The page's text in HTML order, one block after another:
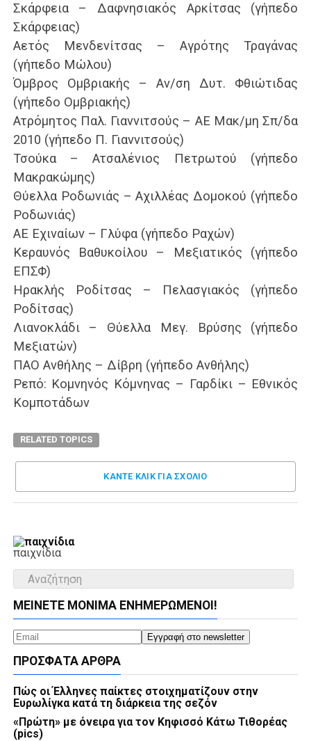
Σκάρφεια – Δαφνησιακός Αρκίτσας (γήπεδο
Σκάρφειας)
Αετός Μενδενίτσας – Αγρότης Τραγάνας
(γήπεδο Μώλου)
Όμβρος Ομβριακής – Αν/ση Δυτ. Φθιώτιδας
(γήπεδο Ομβριακής)
Ατρόμητος Παλ. Γιαννιτσούς – ΑΕ Μακ/μη Σπ/δα
2010 (γήπεδο Π. Γιαννιτσούς)
Τσούκα – Ατσαλένιος Πετρωτού (γήπεδο
Μακρακώμης)
Θύελλα Ροδωνιάς – Αχιλλέας Δομοκού (γήπεδο
Ροδωνιάς)
ΑΕ Εχιναίων – Γλύφα (γήπεδο Ραχών)
Κεραυνός Βαθυκοίλου – Μεξιατικός (γήπεδο
ΕΠΣΦ)
Ηρακλής Ροδίτσας – Πελασγιακός (γήπεδο
Ροδίτσας)
Λιανοκλάδι – Θύελλα Μεγ. Βρύσης (γήπεδο
Μεξιατών)
ΠΑΟ Ανθήλης – Δίβρη (γήπεδο Ανθήλης)
Ρεπό: Κομνηνός Κόμνηνας – Γαρδίκι – Εθνικός
Κομποτάδων
RELATED TOPICS
ΚΑΝΤΕ ΚΛΊΚ ΓΙΑ ΣΧΌΛΙΟ
παιχνίδια
ΜΕΊΝΕΤΕ ΜΌΝΙΜΑ ΕΝΗΜΕΡΏΜΕΝΟΙ!
ΠΡΌΣΦΑΤΑ ΆΡΘΡΑ
Πώς οι Έλληνες παίκτες στοιχηματίζουν στην
Ευρωλίγκα κατά τη διάρκεια της σεζόν
«Πρώτη» με όνειρα για τον Κηφισσό Κάτω Τιθορέας
(pics)